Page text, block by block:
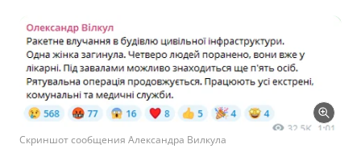
Скриншот сообщения Александра Вилкула